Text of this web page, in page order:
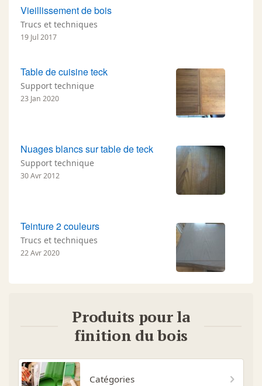
Vieillissement de bois
Trucs et techniques
19 Jul 2017
Table de cuisine teck
Support technique
23 Jan 2020
Nuages blancs sur table de teck
Support technique
30 Avr 2012
Teinture 2 couleurs
Trucs et techniques
22 Avr 2020
Produits pour la
finition du bois
Catégories